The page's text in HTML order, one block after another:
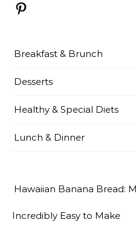
Pinterest
Breakfast & Brunch
Desserts
Healthy & Special Diets
Lunch & Dinner
Hawaiian Banana Bread:
Incredibly Easy to Make